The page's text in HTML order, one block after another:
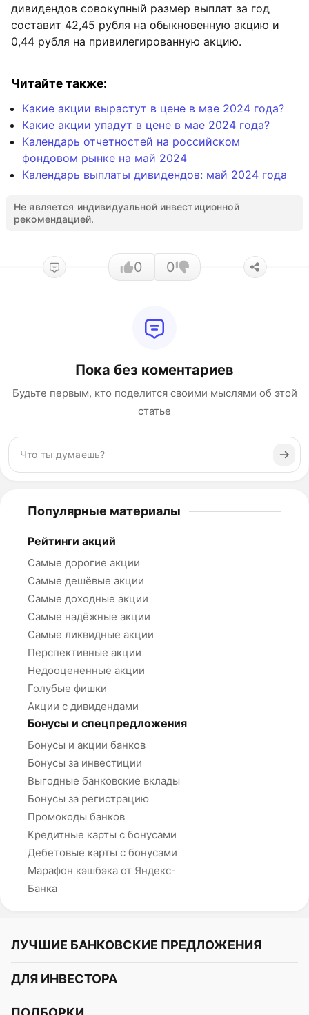
дивидендов совокупный размер выплат за год
составит 42,45 рубля на обыкновенную акцию и
0,44 рубля на привилегированную акцию.
Читайте также:
Какие акции вырастут в цене в мае 2024 года?
Какие акции упадут в цене в мае 2024 года?
Календарь отчетностей на российском
фондовом рынке на май 2024
Календарь выплаты дивидендов: май 2024 года
Не является индивидуальной инвестиционной
рекомендацией.
0 0
Пока без коментариев
Будьте первым, кто поделится своими мыслями об этой
статье
Популярные материалы
Рейтинги акций
Самые дорогие акции
Самые дешёвые акции
Самые доходные акции
Самые надёжные акции
Самые ликвидные акции
Перспективные акции
Недооцененные акции
Голубые фишки
Акции с дивидендами
Бонусы и спецпредложения
Бонусы и акции банков
Бонусы за инвестиции
Выгодные банковские вклады
Бонусы за регистрацию
Промокоды банков
Кредитные карты с бонусами
Дебетовые карты с бонусами
Марафон кэшбэка от Яндекс-
Банка
ЛУЧШИЕ БАНКОВСКИЕ ПРЕДЛОЖЕНИЯ
Альфа-Банк
ДЛЯ ИНВЕСТОРА
Курс акций